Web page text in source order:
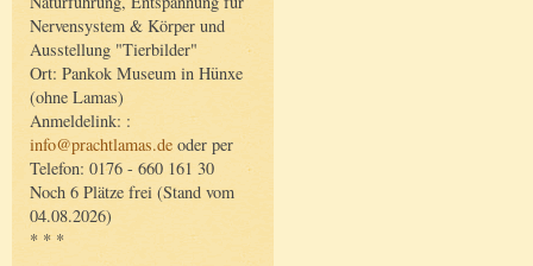
Nervensystem & Körper und
Ausstellung "Tierbilder"
Ort: Pankok Museum in Hünxe
(ohne Lamas)
Anmeldelink: :
info@prachtlamas.de oder per
Telefon: 0176 - 660 161 30
Noch 6 Plätze frei (Stand vom
04.08.2026)
* * *